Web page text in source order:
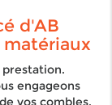
d'AB
matériaux
engageons
vos combles.